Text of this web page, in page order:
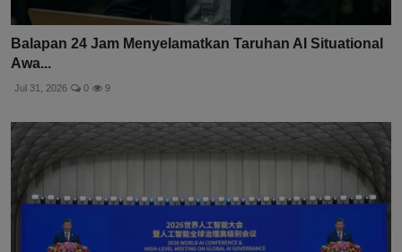
Balapan 24 Jam Menyelamatkan Taruhan AI Situational
Awa...
Jul 31, 2026 0 9